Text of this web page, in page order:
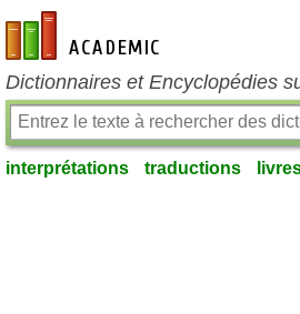
fr-academic.com
Dictionnaires et Encyclopédies
interprétations traductions